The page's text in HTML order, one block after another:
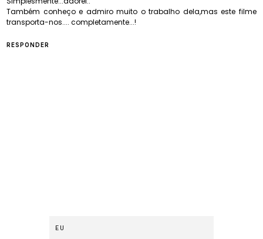
Também conheço e admiro muito o trabalho dela,mas este filme
transporta-nos.... completamente...!
RESPONDER
EU